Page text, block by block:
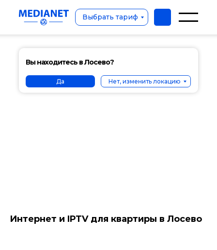
Выбрать тариф
Да Нет, изменить локацию
Вы находитесь в Лосево?
Интернет и IPTV для квартиры в Лосево